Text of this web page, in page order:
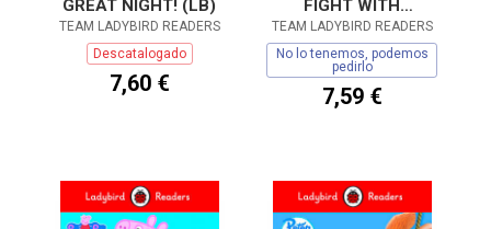
GREAT NIGHT! (LB)
TEAM LADYBIRD READERS
Descatalogado
7,60 €
FIGHT WITH
UNDERBITE (LB)
TEAM LADYBIRD READERS
No lo tenemos, podemos
pedirlo
7,59 €